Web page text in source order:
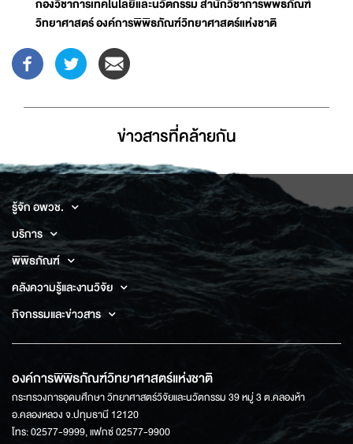
วิทยาศาสตร์ องค์การพิพิธภัณฑ์วิทยาศาสตร์แห่งชาติ
ข่าวสารที่่คล้ายกัน
รู้จัก อพวช.
บริการ
พิพิธภัณฑ์
คลังความรู้และงานวิจัย
กิจกรรมและข่าวสาร
องค์การพิพิธภัณฑ์วิทยาศาสตร์แห่งชาติ
กระทรวงการอุดมศึกษา วิทยาศาสตร์วิจัยและนวัตกรรม 39 หมู่ 3 ต.คลองห้า
อ.คลองหลวง จ.ปทุมธานี 12120
โทร: 02577-9999, แฟกซ์ 02577-9900